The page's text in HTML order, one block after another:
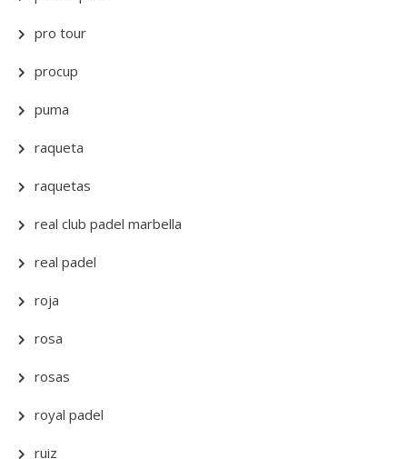
pro tour
procup
puma
raqueta
raquetas
real club padel marbella
real padel
roja
rosa
rosas
royal padel
ruiz